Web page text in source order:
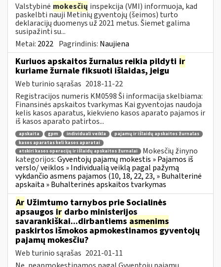
Valstybinė mokesčių inspekcija (VMI) informuoja, kad
paskelbti nauji Metinių gyventojų (šeimos) turto
deklaracijų duomenys už 2021 metus. Šiemet galima
susipažinti su...
Metai: 2022 Pagrindinis: Naujiena
Kuriuos apskaitos žurnalus reikia pildyti ir
kuriame žurnale fiksuoti išlaidas, jeigu
Web turinio sąrašas 2018-11-22
Registracijos numeris KM0598 Ši informacija skelbiama:
Finansinės apskaitos tvarkymas Kai gyventojas naudoja
kelis kasos aparatus, kiekvieno kasos aparato pajamos ir
iš kasos aparato patirtos...
apskaita gpm individuali veikla
pajamų ir išlaidų apskaitos žurnalas
kasos aparatas keli kasos aparatai
atskiri kasos operacijų ir išlaidų apskaitos žurnalai
Mokesčių žinyno
kategorijos:Gyventojų pajamų mokestis » Pajamos iš
verslo/ veiklos » Individualią veiklą pagal pažymą
vykdančio asmens pajamos (10, 18, 22, 23, » Buhalterinė
apskaita » Buhalterinės apskaitos tvarkymas
Ar Užimtumo tarnybos prie Socialinės
apsaugos ir darbo ministerijos
savarankiškai...dirbantiems asmenims
paskirtos išmokos apmokestinamos gyventojų
pajamų mokesčiu?
Web turinio sąrašas 2021-01-11